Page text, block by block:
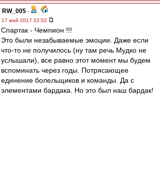
RW_005 -
17 май 2017 22:52
Спартак - Чемпион !!!
Это были незабываемые эмоции. Даже если
что-то не получилось (ну там речь Мудко не
услышали), все равно этот момент мы будем
вспоминать через годы. Потрясающее
единение болельщиков и команды. Да с
элементами бардака. Но это был наш бардак!